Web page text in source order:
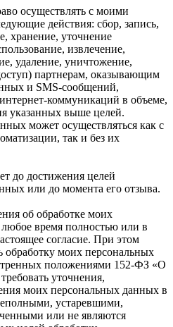
осуществлять с моими
действия: сбор, запись,
хранение, уточнение
извлечение,
удаление, уничтожение,
партнерам, оказывающим
и SMS‑сообщений,
в объеме,
указанных выше целей.
может осуществляться как с
так и без их
до достижения целей
или до момента его отзыва.
об обработке моих
время полностью или в
согласие. При этом
моих персональных
положениями 152-ФЗ «О
требовать уточнения,
моих персональных данных в
устаревшими,
или не являются